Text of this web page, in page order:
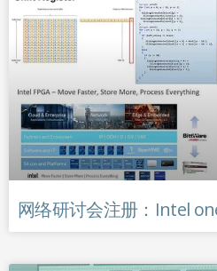
网络研讨会注册：Intel